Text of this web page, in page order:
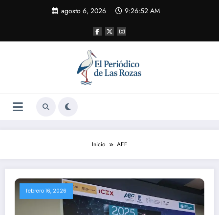
agosto 6, 2026 9:26:53 AM
Inicio AEF
febrero 16, 2026